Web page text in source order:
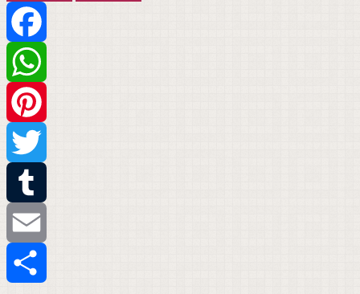
Facebook
WhatsApp
Pinterest
Twitter
Tumblr
Email